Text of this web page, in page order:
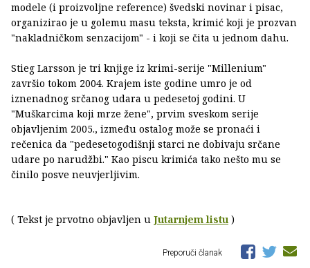
modele (i proizvoljne reference) švedski novinar i pisac,
organizirao je u golemu masu teksta, krimić koji je prozvan
"nakladničkom senzacijom" - i koji se čita u jednom dahu.
Stieg Larsson je tri knjige iz krimi-serije "Millenium"
završio tokom 2004. Krajem iste godine umro je od
iznenadnog srčanog udara u pedesetoj godini. U
"Muškarcima koji mrze žene", prvim sveskom serije
objavljenim 2005., između ostalog može se pronaći i
rečenica da "pedesetogodišnji starci ne dobivaju srčane
udare po narudžbi." Kao piscu krimića tako nešto mu se
činilo posve neuvjerljivim.
( Tekst je prvotno objavljen u Jutarnjem listu )
Preporuči članak